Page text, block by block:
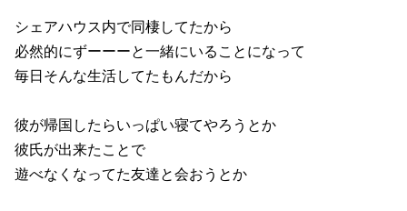
シェアハウス内で同棲してたから
必然的にずーーーと一緒にいることになって
毎日そんな生活してたもんだから
彼が帰国したらいっぱい寝てやろうとか
彼氏が出来たことで
遊べなくなってた友達と会おうとか